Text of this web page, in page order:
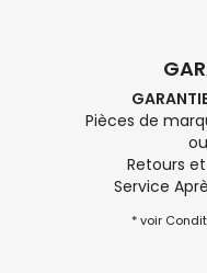
Pièces de
Retours
Service
* voir